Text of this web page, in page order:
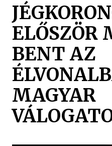
ELŐSZÖR
BENT AZ
MAGYAR